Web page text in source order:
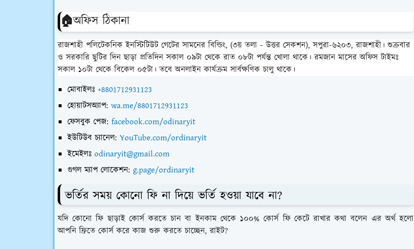
🏠অফিস ঠিকানা
রাজশাহী পলিটেকনিক ইনস্টিটিউট গেটের সামনের বিল্ডিং, (৩য় তলা - উত্তর সেকশন), সপুরা-৬২০৩, রাজশাহী। শুক্রবার
ও সরকারি ছুটির দিন ছাড়া প্রতিদিন সকাল ০৯টা থেকে রাত ০৮টা পর্যন্ত খোলা থাকে। রমজান মাসের অফিস টাইমঃ
সকাল ১০টা থেকে বিকেল ০৫টা। তবে অনলাইন কার্যক্রম সার্বক্ষণিক চালু থাকে।
মোবাইলঃ +8801712931123
হোয়াটসঅ্যাপ: wa.me/8801712931123
ফেসবুক পেজ: facebook.com/odinaryit
ইউটিউব চ্যানেল: YouTube.com/ordinaryit
ইমেইলঃ odinaryit@gmail.com
গুগল ম্যাপ লোকেশন: g.page/ordinaryit
ভর্তির সময় কোনো ফি না দিয়ে ভর্তি হওয়া যাবে না?
যদি কোনো ফি ছাড়াই কোর্স করতে চান বা ইনকাম থেকে ১০০% কোর্স ফি কেটে রাখার কথা বলেন এর অর্থ হলো
আপনি ফ্রিতে কোর্স করে কাজ শুরু করতে চাচ্ছেন, রাইট?